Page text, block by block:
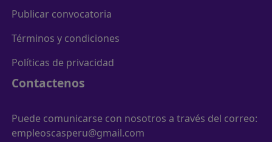
Publicar convocatoria
Términos y condiciones
Políticas de privacidad
Contactenos
Puede comunicarse con nosotros a través del correo:
empleoscasperu@gmail.com